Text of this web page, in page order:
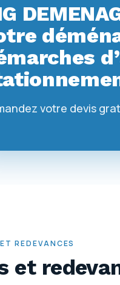
votre devis
REDEVANCES
et